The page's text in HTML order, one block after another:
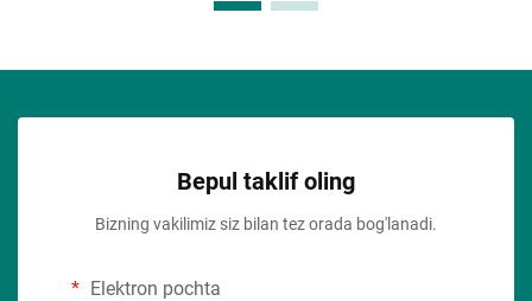
Bepul taklif oling
Bizning vakilimiz siz bilan tez orada bog'lanadi.
Elektron pochta